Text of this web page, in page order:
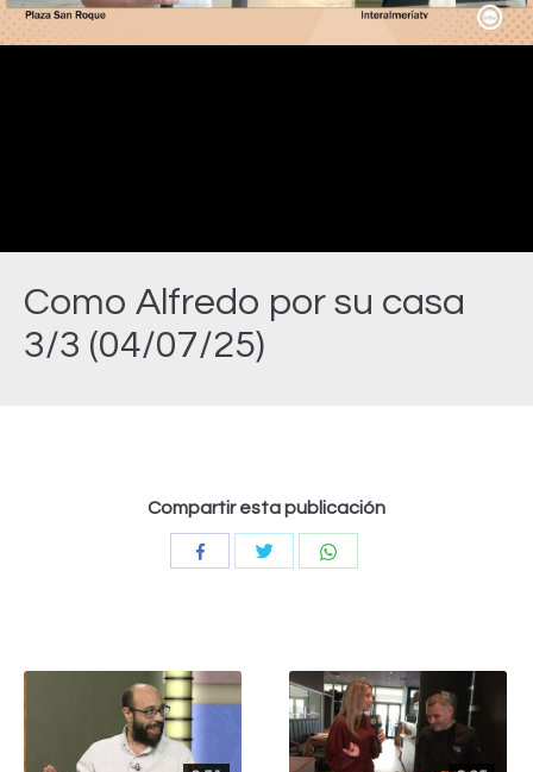
Como Alfredo por su casa
3/3 (04/07/25)
Video
Compartir esta publicación
CompartirCompartir